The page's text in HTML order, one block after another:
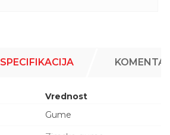
SPECIFIKACIJA
Vrednost
Gume